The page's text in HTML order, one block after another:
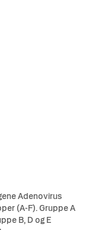
Adenovirus
(A-F). Gruppe A
B, D og E